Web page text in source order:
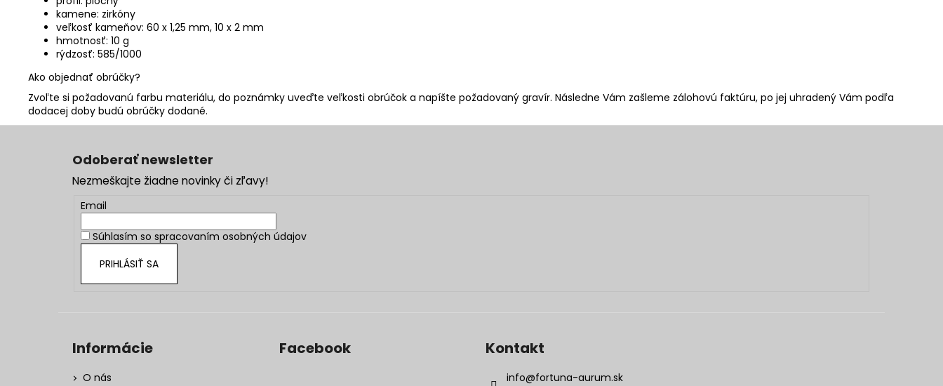
kamene: zirkóny
veľkosť kameňov: 60 x 1,25 mm, 10 x 2 mm
hmotnosť: 10 g
rýdzosť: 585/1000
Ako objednať obrúčky?
Zvoľte si požadovanú farbu materiálu, do poznámky uveďte veľkosti obrúčok a napíšte požadovaný gravír. Následne Vám zašleme zálohovú faktúru, po jej uhradený Vám podľa
dodacej doby budú obrúčky dodané.
Odoberať newsletter
Nezmeškajte žiadne novinky či zľavy!
Email
Súhlasím so spracovaním osobných údajov
PRIHLÁSIŤ SA
Informácie
O nás
Facebook Kontakt
info@fortuna-aurum.sk